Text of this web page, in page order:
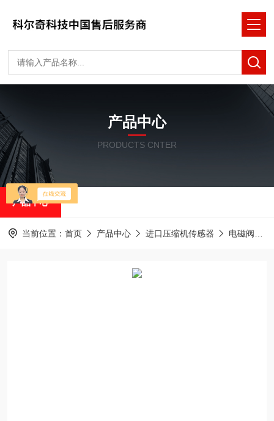
产品中心
PRODUCTS CNTER
产品中心
当前位置： 首页 产品中心 进口压缩机传感器 电磁阀